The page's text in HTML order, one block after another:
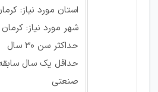
استان مورد نیاز:
شهر مورد نیاز: کرمان
حداکثر سن 30 سال
حداقل یک سال
صنعتی